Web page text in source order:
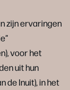
zijn ervaringen
voor het
uit hun
de Inuit), in het